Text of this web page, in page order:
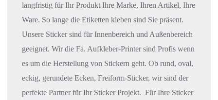
langfristig für Ihr Produkt Ihre Marke, Ihren Artikel, Ihre
Ware. So lange die Etiketten kleben sind Sie präsent.
Unsere Sticker sind für Innenbereich und Außenbereich
geeignet. Wir die Fa. Aufkleber-Printer sind Profis wenn
es um die Herstellung von Stickern geht. Ob rund, oval,
eckig, gerundete Ecken, Freiform-Sticker, wir sind der
perfekte Partner für Ihr Sticker Projekt. Für Ihre Sticker